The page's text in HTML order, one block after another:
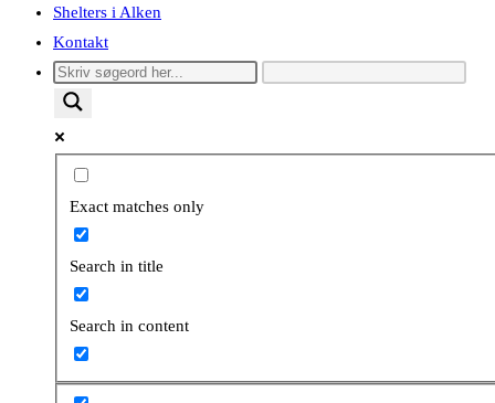
Shelters i Alken
Kontakt
Exact matches only
Search in title
Search in content